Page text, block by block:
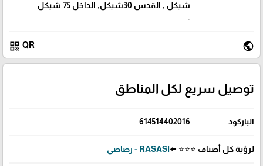
شيكل , القدس 30شيكل, الداخل 75 شيكل
.
public
QR
qr_code
توصيل سريع لكل المناطق
الباركود 614514402016
لرؤية كل أصناف ⭐⭐⭐ ⬅️ RASASI - رصاصي